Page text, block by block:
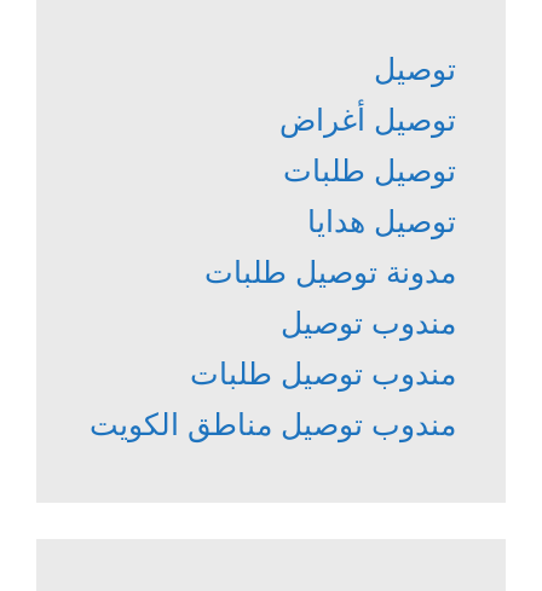
توصيل
توصيل أغراض
توصيل طلبات
توصيل هدايا
مدونة توصيل طلبات
مندوب توصيل
مندوب توصيل طلبات
مندوب توصيل مناطق الكويت